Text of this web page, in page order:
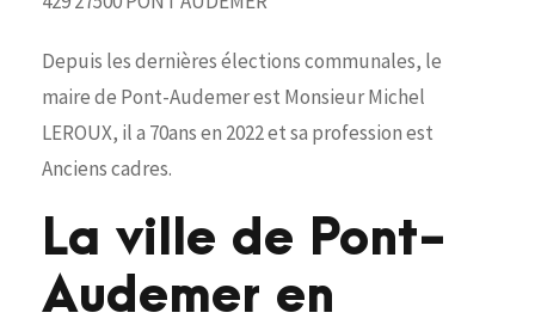
Depuis les dernières élections communales, le
maire de Pont-Audemer est Monsieur Michel
LEROUX, il a 70ans en 2022 et sa profession est
Anciens cadres.
La ville de Pont-
Audemer en